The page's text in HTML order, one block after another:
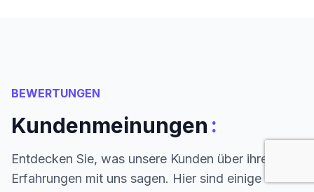
BEWERTUNGEN
Kundenmeinungen :
Entdecken Sie, was unsere Kunden über ihre
Erfahrungen mit uns sagen. Hier sind einige